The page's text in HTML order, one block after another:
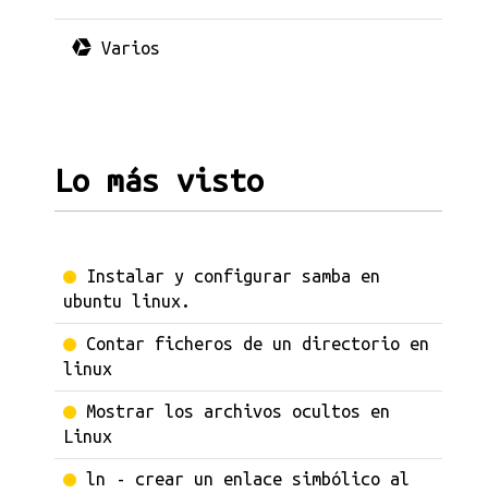
Varios
Lo más visto
Instalar y configurar samba en
ubuntu linux.
Contar ficheros de un directorio en
linux
Mostrar los archivos ocultos en
Linux
ln - crear un enlace simbólico al